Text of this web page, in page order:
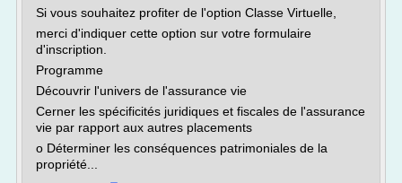
Si vous souhaitez profiter de l'option Classe Virtuelle,
merci d'indiquer cette option sur votre formulaire
d'inscription.
Programme
Découvrir l'univers de l'assurance vie
Cerner les spécificités juridiques et fiscales de l'assurance
vie par rapport aux autres placements
o Déterminer les conséquences patrimoniales de la
propriété...